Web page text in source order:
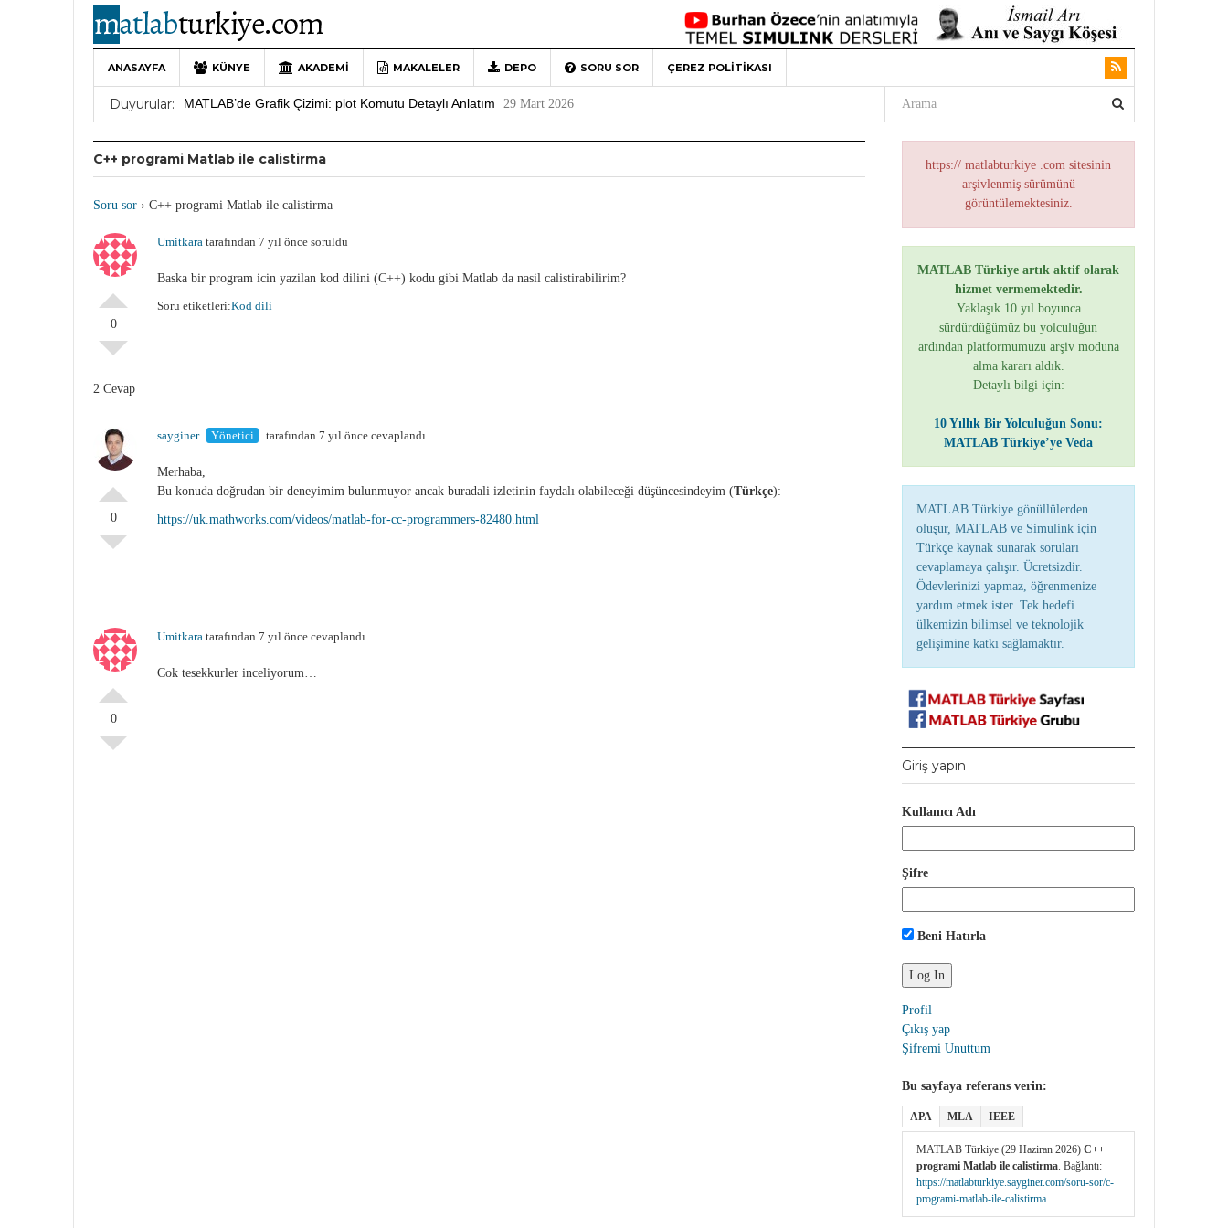
ANASAYFA KÜNYE AKADEMI MAKALELER DEPO SORU SOR ÇEREZ POLITIKASI
Duyurular:
10 Yıllık Bir Yolculuğun Sonu: MATLAB Türkiye’ye Veda 4 Mayıs 2026
MATLAB’de Grafik Çizimi: plot Komutu Detaylı Anlatım 29 Mart 2026
MATLAB Türkiye Live Editor Kullanım Rehberi
C++ programi Matlab ile calistirma
Soru sor › C++ programi Matlab ile calistirma
0
Umitkara tarafından 7 yıl önce soruldu
Baska bir program icin yazilan kod dilini (C++) kodu gibi Matlab da nasil calistirabilirim?
Soru etiketleri:Kod dili
2 Cevap
0
sayginer Yönetici tarafından 7 yıl önce cevaplandı
Merhaba,
Bu konuda doğrudan bir deneyimim bulunmuyor ancak buradali izletinin faydalı olabileceği düşüncesindeyim (Türkçe):
https://uk.mathworks.com/videos/matlab-for-cc-programmers-82480.html
0
Umitkara tarafından 7 yıl önce cevaplandı
Cok tesekkurler inceliyorum…
https:// matlabturkiye .com sitesinin
arşivlenmiş sürümünü
görüntülemektesiniz.
MATLAB Türkiye artık aktif olarak
hizmet vermemektedir.
Yaklaşık 10 yıl boyunca
sürdürdüğümüz bu yolculuğun
ardından platformumuzu arşiv moduna
alma kararı aldık.
Detaylı bilgi için:
10 Yıllık Bir Yolculuğun Sonu:
MATLAB Türkiye’ye Veda
MATLAB Türkiye gönüllülerden
oluşur, MATLAB ve Simulink için
Türkçe kaynak sunarak soruları
cevaplamaya çalışır. Ücretsizdir.
Ödevlerinizi yapmaz, öğrenmenize
yardım etmek ister. Tek hedefi
ülkemizin bilimsel ve teknolojik
gelişimine katkı sağlamaktır.
Giriş yapın
Kullanıcı Adı
Şifre
Beni Hatırla
Profil
Çıkış yap
Şifremi Unuttum
Bu sayfaya referans verin:
APA MLA IEEE
MATLAB Türkiye (29 Haziran 2026) C++
programi Matlab ile calistirma . Bağlantı:
https://matlabturkiye.sayginer.com/soru-sor/c-
programi-matlab-ile-calistirma